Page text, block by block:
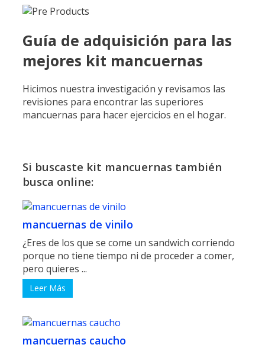
Guía de adquisición para las
mejores kit mancuernas
Hicimos nuestra investigación y revisamos las
revisiones para encontrar las superiores
mancuernas para hacer ejercicios en el hogar.
Si buscaste kit mancuernas también
busca online:
mancuernas de vinilo
¿Eres de los que se come un sandwich corriendo
porque no tiene tiempo ni de proceder a comer,
pero quieres ...
Leer Más
mancuernas caucho